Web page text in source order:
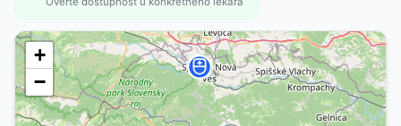
+
−